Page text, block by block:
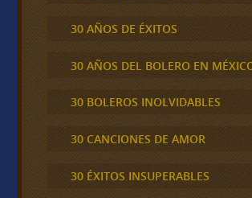
30 AÑOS DE ÉXITOS
30 AÑOS DEL BOLERO EN
30 BOLEROS INOLVIDABLES
30 CANCIONES DE AMOR
30 ÉXITOS INSUPERABLES